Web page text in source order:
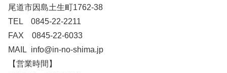
尾道市因島土生町1762-38
TEL 0845-22-2211
FAX 0845-22-6033
MAIL info@in-no-shima.jp
【営業時間】